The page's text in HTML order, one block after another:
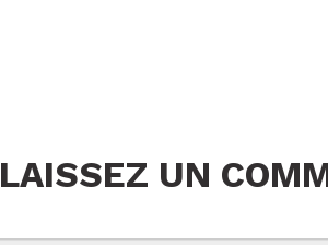
LAISSEZ UN